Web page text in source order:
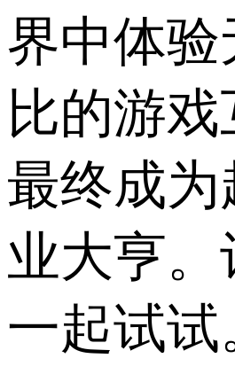
界中体验
比的游戏
最终成为
业大亨。
一起试试